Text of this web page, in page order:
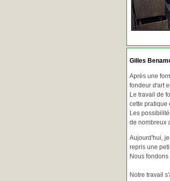
Gilles
Après une
fondeur d'art
Le travail de
cette pratique
Les
de nombreux
Aujourd'hui,
repris une
Nous
Notre travail